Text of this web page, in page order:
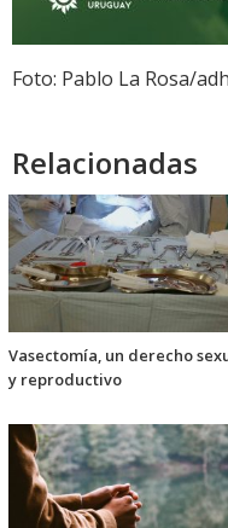
Foto: Pablo La Rosa/
Relacionadas
Vasectomía, un derecho
y reproductivo